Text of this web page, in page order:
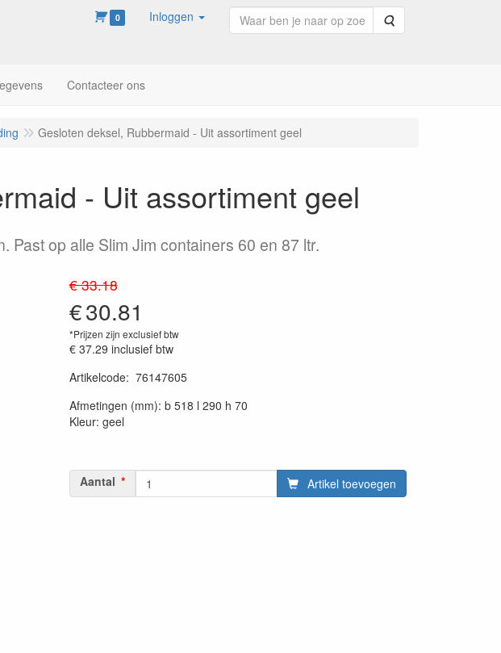
0 Inloggen Zoeken
Contacteer ons
Gesloten deksel, Rubbermaid - Uit assortiment geel
- Uit assortiment geel
Past op alle Slim Jim containers 60 en 87 ltr.
€ 33.18
€30.81
*Prijzen zijn exclusief btw
€ 37.29 inclusief btw
Artikelcode: 76147605
Afmetingen (mm): b 518 l 290 h 70
Kleur: geel
Aantal Artikel toevoegen